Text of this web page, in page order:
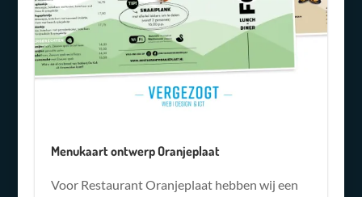
Menukaart ontwerp Oranjeplaat
Voor Restaurant Oranjeplaat hebben wij een